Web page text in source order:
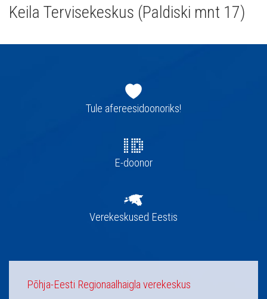
Keila Tervisekeskus (Paldiski mnt 17)
navigatsioonTule afereesidoonoriks!
E-doonor
Verekeskused Eestis
Põhja-Eesti Regionaalhaigla verekeskus